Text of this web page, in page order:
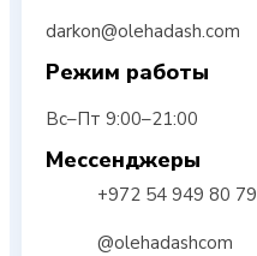
darkon@olehadash.com
Режим работы
Вс–Пт 9:00–21:00
Мессенджеры
+972 54 949 80 79
@olehadashcom